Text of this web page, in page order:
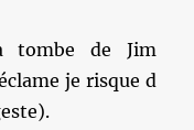
tombe de Jim
je risque d